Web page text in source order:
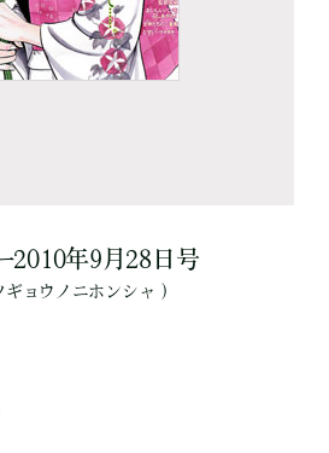
2010年9月28日号
ギョウノニホンシャ ）